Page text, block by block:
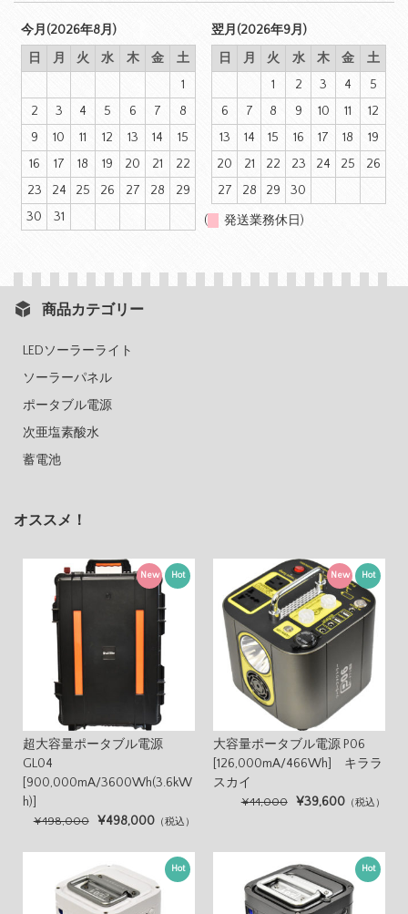
今月(2026年8月)
日
月 火 水 木 金
土
1
2
3 4 5 6 7
8
9
10 11 12 13 14
15
16
17 18 19 20 21
22
23
24 25 26 27 28
29
30
31
翌月(2026年9月)
日
月 火 水 木 金
土
1
2 3 4
5
6
7 8 9 10 11
12
13
14 15 16 17 18
19
20
21 22 23 24 25
26
27
28 29 30
( 発送業務休日)
商品カテゴリー
LEDソーラーライト
ソーラーパネル
ポータブル電源
次亜塩素酸水
蓄電池
オススメ！
New Hot
超大容量ポータブル電源
GL04
[900,000mA/3600Wh(3.6kW
h)]
¥498,000 ¥498,000 （税込）
New Hot
大容量ポータブル電源 P06
[126,000mA/466Wh] キララ
スカイ
¥44,000 ¥39,600 （税込）
Hot Hot